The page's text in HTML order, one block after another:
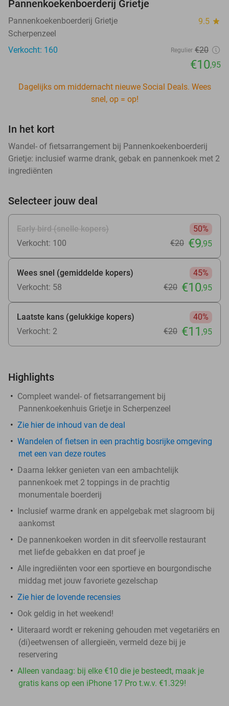
Pannenkoekenboerderij Grietje
Pannenkoekenboerderij Grietje 9.5 star
Scherpenzeel
Verkocht: 160
Regulier €20
€10,95
Dagelijks om middernacht nieuwe Social Deals. Wees
snel, op = op!
In het kort
Wandel- of fietsarrangement bij Pannenkoekenboerderij
Grietje: inclusief warme drank, gebak en pannenkoek met 2
ingrediënten
Selecteer jouw deal
Early bird (snelle kopers)
50%
Verkocht: 100
€20 €9,95
Wees snel (gemiddelde kopers)
45%
Verkocht: 58
€20 €10,95
Laatste kans (gelukkige kopers)
40%
Verkocht: 2
€20 €11 ,95
Highlights
Compleet wandel- of fietsarrangement bij
Pannenkoekenhuis Grietje in Scherpenzeel
Zie hierde inhoud van de deal
Wandelen of fietsen in een prachtig bosrijke omgeving
met een van deze routes
Daarna lekker genieten van een ambachtelijk
pannenkoek met 2 toppings in de prachtig
monumentale boerderij
Inclusief warme drank en appelgebak met slagroom bij
aankomst
De pannenkoeken worden in dit sfeervolle restaurant
met liefde gebakken en dat proef je
Alle ingrediënten voor een sportieve en bourgondische
middag met jouw favoriete gezelschap
Zie hier de lovende recensies
Ook geldig in het weekend!
Uiteraard wordt er rekening gehouden met vegetariërs en
(di)eetwensen of allergieën, vermeld deze bij je
reservering
Alleen vandaag: bij elke €10 die je besteedt, maak je
gratis kans op een iPhone 17 Pro t.w.v. €1.329!